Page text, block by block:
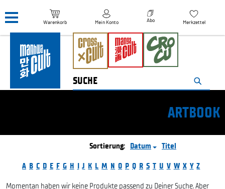
Warenkorb Mein Konto Abo Merkzettel
ARTBOOK
Sortierung: Datum Titel
A B C D E F G H I J K L M N O P Q R S T U V W X Y Z
Momentan haben wir keine Produkte passend zu Deiner Suche. Aber